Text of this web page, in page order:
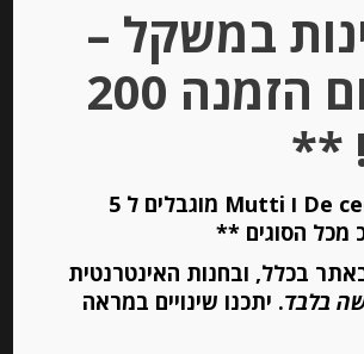
₪14.50
המחיר ל-100 גר
הוספה לסל
במשקל –
מינימום הזמנה 200
**
** מוצרי De cecco ו Mutti מוגבלים ל 5
מכל הסוגים **
בכלל, ובחנות האינטרנטית
בלבד. יתכנו שינויים במראה